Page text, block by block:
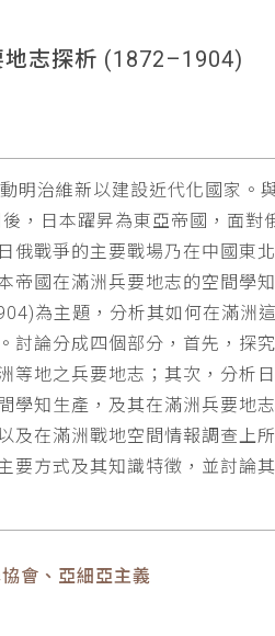
志探析 (1872–1904)
明治維新以建設近代化國家。
，日本躍昇為東亞帝國，面
俄戰爭的主要戰場乃在中國東
國在滿洲兵要地志的空間學
為主題，分析其如何在滿洲
討論分成四個部分，首先，探
等地之兵要地志；其次，分析
學知生產，及其在滿洲兵要地
及在滿洲戰地空間情報調查上
要方式及其知識特徵，並討論
會、亞細亞主義